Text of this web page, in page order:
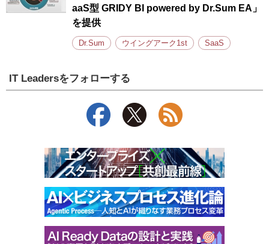
aaS型 GRIDY BI powered by Dr.Sum EA」
を提供
Dr.Sum ウイングアーク1st SaaS
IT Leadersをフォローする